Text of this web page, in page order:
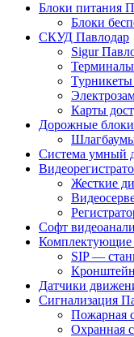
Блоки питания
Блоки
СКУД Павлодар
Sigur
Карты
Дорожные
Система умный
Жесткие
Софт
Комплектующие
SIP —
Датчики
Сигнализация
Пожарная
Охранная